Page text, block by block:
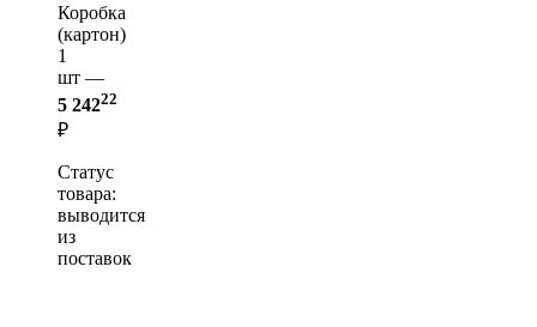
Коробка
(картон)
1
шт —
5 24222
₽
Статус
товара:
выводится
из
поставок